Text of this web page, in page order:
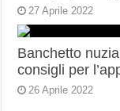
27 Aprile 2022
Banchetto
consigli per
26 Aprile 2022